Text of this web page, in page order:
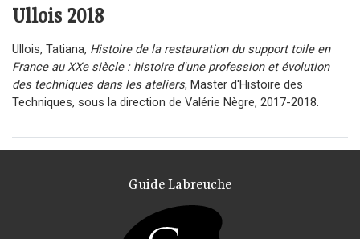
Ullois 2018
Ullois, Tatiana, Histoire de la restauration du support toile en
France au XXe siècle : histoire d'une profession et évolution
des techniques dans les ateliers, Master d'Histoire des
Techniques, sous la direction de Valérie Nègre, 2017-2018.
Guide Labreuche